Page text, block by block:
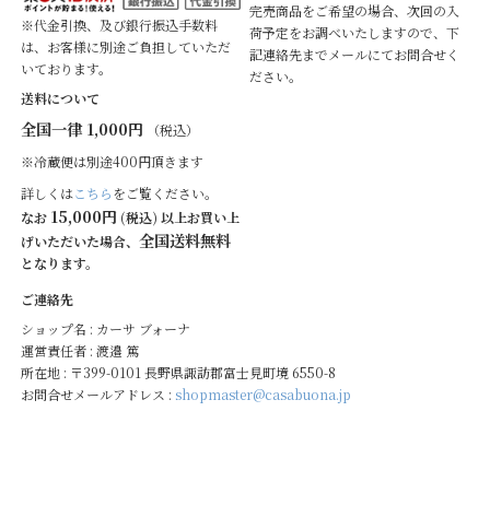
※代金引換、及び銀行振込手数料
は、お客様に別途ご負担していただ
いております。
送料について
全国一律 1,000円 （税込）
※冷蔵便は別途400円頂きます
詳しくはこちらをご覧ください。
なお 15,000円 (税込) 以上お買い上
げいただいた場合、 全国送料無料
となります。
完売商品をご希望の場合、次回の入
荷予定をお調べいたしますので、下
記連絡先までメールにてお問合せく
ださい。
ご連絡先
ショップ名 : カーサ ブォーナ
運営責任者 : 渡邉 篤
所在地 : 〒399-0101 長野県諏訪郡富士見町境 6550-8
お問合せメールアドレス : shopmaster@casabuona.jp